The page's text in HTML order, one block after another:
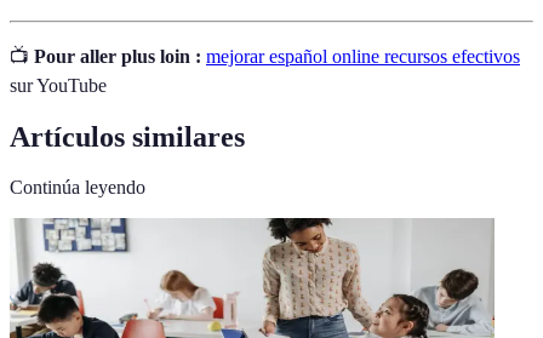
📺 Pour aller plus loin : mejorar español online recursos efectivos
sur YouTube
Artículos similares
Continúa leyendo